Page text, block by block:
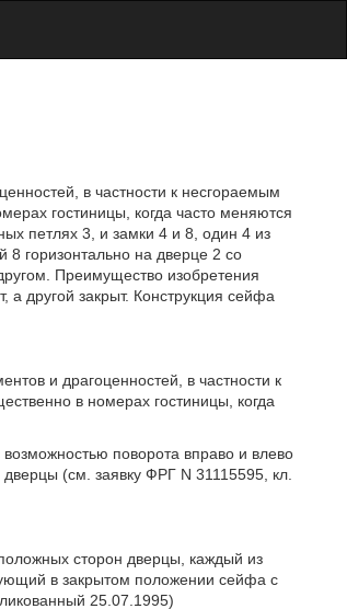
в частности к несгораемым
гостиницы, когда часто меняются
петлях 3, и замки 4 и 8, один 4 из
8 горизонтально на дверце 2 со
Преимущество изобретения
а другой закрыт. Конструкция сейфа
и драгоценностей, в частности к
в номерах гостиницы, когда
поворота вправо и влево
(см. заявку ФРГ N 31115595, кл.
сторон дверцы, каждый из
в закрытом положении сейфа с
25.07.1995)